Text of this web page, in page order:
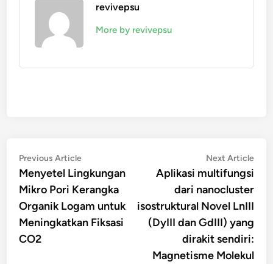
revivepsu
More by revivepsu
Navigasi
pos
Previous ArticlePrevious
article:
Menyetel Lingkungan
Mikro Pori Kerangka
Organik Logam untuk
Meningkatkan Fiksasi
CO2
Next Article
Aplikasi multifungsi
dari nanocluster
isostruktural Novel LnIII
(DyIII dan GdIII) yang
dirakit sendiri:
Magnetisme Molekul